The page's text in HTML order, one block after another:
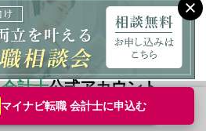
マイナビ転職 会計士に申込む
職支援サービス申込み
会一覧を見る
計士公式アカウント